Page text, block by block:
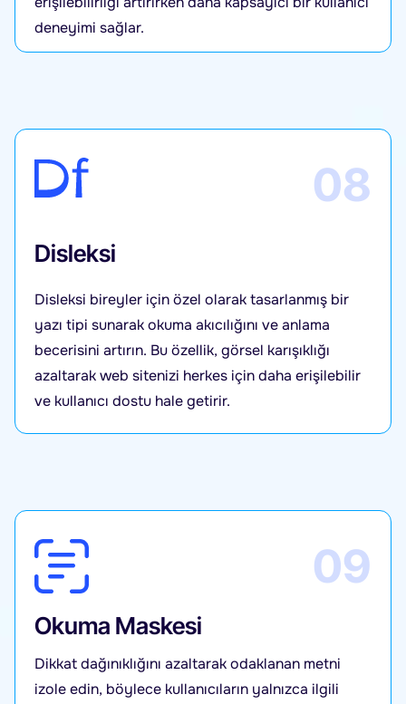
deneyimi sağlar.
08
Disleksi
Disleksi bireyler için özel olarak tasarlanmış bir
yazı tipi sunarak okuma akıcılığını ve anlama
becerisini artırın. Bu özellik, görsel karışıklığı
azaltarak web sitenizi herkes için daha erişilebilir
ve kullanıcı dostu hale getirir.
09
Okuma Maskesi
Dikkat dağınıklığını azaltarak odaklanan metni
izole edin, böylece kullanıcıların yalnızca ilgili